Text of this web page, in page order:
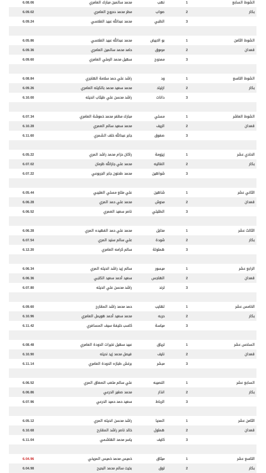
الشوط السابع 1 نهب محمد سالمبن مبارك العامري
6.08.06
بكار
2 صواب مطر محمد دحروج العامري
6.09.02
3
الظبي محمد عبدالله عبيد الفلاسي 6.09.24
الشوط الثامن 1 بو الابيض محمد عبدالله عبيد الفلاسي
6.05.86
قعدان
2 مرموق حامد محمد سالمين العامري
6.09.36
3
ممدوح سهيل محمد الرملي العامري 6.09.60
الشوط التاسع 1 ود راشد علي حمد سلامة الهاجري
6.08.84
بكار
2 ارتياد محمد سعيد محمد بالكيله العامري
6.09.26
3
دانات راشد محسن علي طيثاب انديله 6.10.00
الشوط العاشر 1 مسلي مبارك مظفر محمد خموشة العامري
6.07.34
قعدان
2 الريف محمد سعيد سالم العمري
6.10.28
3
صفوق جابر عبدالله خلف الشمري 6.11.60
الحادي عشر 1 زيزومة راكان حزام محمد راشد المري
6.05.22
بكار
2 الغاليه محمد علي جارالله ظرمان
6.07.02
3
شواهين محمد طحنون جابر الجربوعي 6.07.22
الثاني عشر 1 شاهين علي متلع مسلي العتيبي
6.05.44
قعدان
2 مدوش محمد علي حمد المري
6.06.28
3
الطليلي ناصر سعيد العمري 6.06.52
الثالث عشر 1 مخايل محمد علي حمد الفهيده المري
6.06.28
بكار
2 شودة علي سالم سنيد المري
6.07.54
3
هملولة سالم كرامه العامري 6.12.20
الرابع عشر 1 ميسور سالم زيد راشد انديله المري
6.06.34
قعدان
2 الهاجس سعيد أحمد سعيد الكتبي
6.06.36
3
ترند راشد محسن علي انديله 6.07.80
الخامس عشر 1 لهايب حمد محمد راشد المقارح
6.09.60
بكار
2 حربه محمد سعيد أحمد هويمل العامري
6.10.96
3
مياسة كاسب خليفة سيف المسافري 6.11.42
السادس عشر 1 ترياق عبيد سهيل نخيرات الدودة العامري
6.08.48
قعدان
2 نايف فيصل محمد زيد نديله
6.10.90
3
مبشر برغش طبازه الدودة العامري 6.11.14
السابع عشر 1 النصيبه علي سالم متعب الصعاق المري
6.06.52
بكار
2 انذار محمد صغير الدرعي
6.06.86
3
الرباط سعيد حمد حميد الدرعي 6.07.96
الثامن عشر 1 المحيا راشد محسن انديله المري
6.05.12
قعدان
2 هملول خالد ناصر راشد المقارح
6.10.68
3
كايف ياسر محمد الهاشمي 6.11.04
التاسع عشر 1 ميثاق خميس محمد خميس المريخي
6.04.96
بكار
2 توق بخيت سالم محمد البحيح
6.04.98